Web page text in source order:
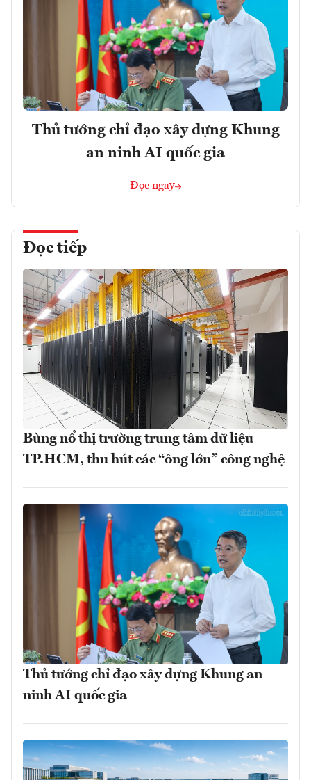
Thủ tướng chỉ đạo xây dựng Khung
an ninh AI quốc gia
Đọc ngay
Đọc tiếp
Bùng nổ thị trường trung tâm dữ liệu
TP.HCM, thu hút các “ông lớn” công nghệ
Thủ tướng chỉ đạo xây dựng Khung an
ninh AI quốc gia